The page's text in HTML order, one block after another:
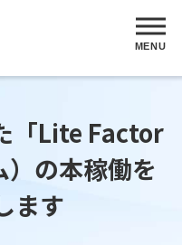
MENU
「Lite Factor
の本稼働を
ます